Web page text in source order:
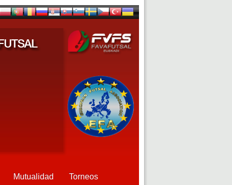
Mutualidad Torneos